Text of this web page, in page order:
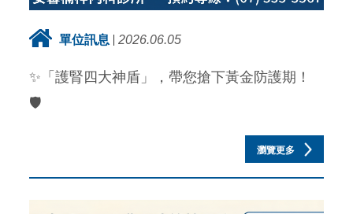
單位訊息 2026.06.05
✨「護腎四大神盾」，帶您搶下黃金防護期！
🛡️
瀏覽更多